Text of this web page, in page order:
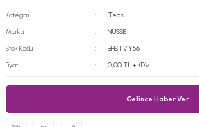
Kategori
Tepsi
Marka
NÜSSE
Stok Kodu
BHSTVY56
Fiyat
0,00 TL + KDV
Gelince Haber Ver